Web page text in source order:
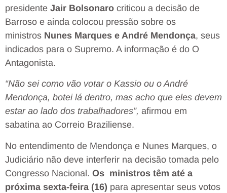
presidente Jair Bolsonaro criticou a decisão de
Barroso e ainda colocou pressão sobre os
ministros Nunes Marques e André Mendonça, seus
indicados para o Supremo. A informação é do O
Antagonista.
“Não sei como vão votar o Kassio ou o André
Mendonça, botei lá dentro, mas acho que eles devem
estar ao lado dos trabalhadores”, afirmou em
sabatina ao Correio Braziliense.
No entendimento de Mendonça e Nunes Marques, o
Judiciário não deve interferir na decisão tomada pelo
Congresso Nacional. Os ministros têm até a
próxima sexta-feira (16) para apresentar seus votos